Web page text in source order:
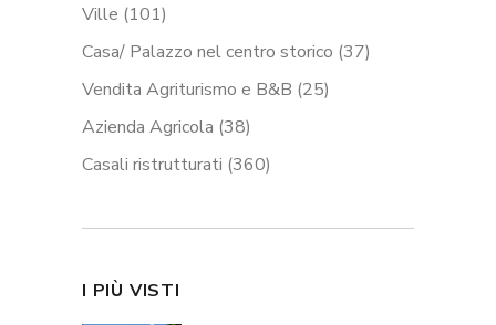
Ville (101)
Casa/ Palazzo nel centro storico (37)
Vendita Agriturismo e B&B (25)
Azienda Agricola (38)
Casali ristrutturati (360)
I PIÙ VISTI